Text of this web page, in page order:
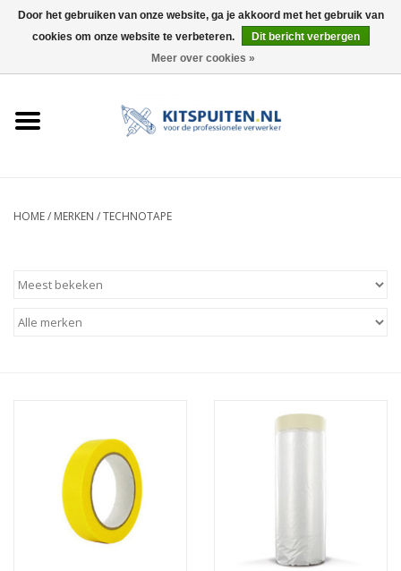
0 Artikelen - €0,00
HANDDRUK
HOME/ MERKEN /TECHNOTAPE
Door het gebruiken van onze website, ga je akkoord met het gebruik van
cookies om onze website te verbeteren.
Dit bericht verbergen
Meer over cookies »